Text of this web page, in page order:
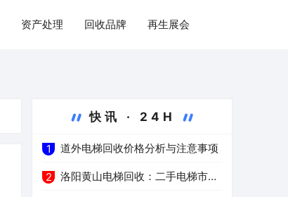
资产处理 回收品牌 再生展会
快讯 · 24H
1 道外电梯回收价格分析与注意事项
2 洛阳黄山电梯回收：二手电梯市场